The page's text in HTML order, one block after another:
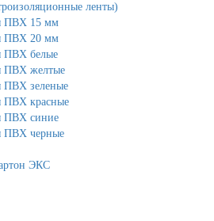
ленты)
ПВХ 15 мм
ПВХ 20 мм
ПВХ белые
ПВХ желтые
ПВХ зеленые
ПВХ красные
ПВХ синие
ПВХ черные
ЭКС